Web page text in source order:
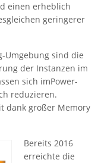
einen erheblich
geringerer
Umgebung sind die
der Instanzen im
sich imPower-
reduzieren.
dank großer Memory
Bereits 2016
erreichte die